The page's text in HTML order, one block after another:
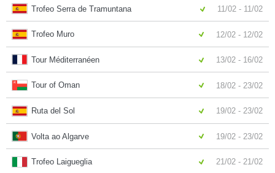
Trofeo Serra de Tramuntana 11/02 - 11/02
Trofeo Muro 12/02 - 12/02
Tour Méditerranéen 13/02 - 16/02
Tour of Oman 18/02 - 23/02
Ruta del Sol 19/02 - 23/02
Volta ao Algarve 19/02 - 23/02
Trofeo Laigueglia 21/02 - 21/02